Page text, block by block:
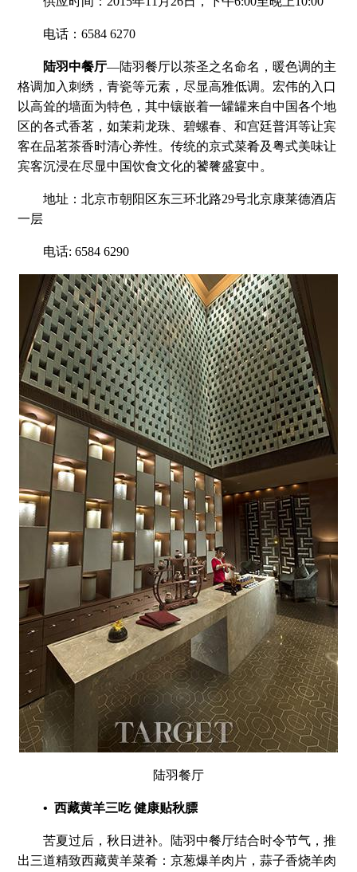
电话：6584 6270
陆羽中餐厅—陆羽餐厅以茶圣之名命名，暖色调的主
格调加入刺绣，青瓷等元素，尽显高雅低调。宏伟的入口
以高耸的墙面为特色，其中镶嵌着一罐罐来自中国各个地
区的各式香茗，如茉莉龙珠、碧螺春、和宫廷普洱等让宾
客在品茗茶香时清心养性。传统的京式菜肴及粤式美味让
宾客沉浸在尽显中国饮食文化的饕餮盛宴中。
地址：北京市朝阳区东三环北路29号北京康莱德酒店
一层
电话: 6584 6290
陆羽餐厅
• 西藏黄羊三吃 健康贴秋膘
苦夏过后，秋日进补。陆羽中餐厅结合时令节气，推
出三道精致西藏黄羊菜肴：京葱爆羊肉片，蒜子香烧羊肉